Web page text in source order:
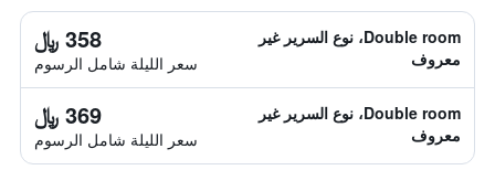
Double room، نوع السرير غير
معروف
358 ﷼
سعر الليلة شامل الرسوم
Double room، نوع السرير غير
معروف
369 ﷼
سعر الليلة شامل الرسوم